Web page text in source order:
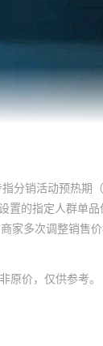
分销活动预热期
的指定人群单
多次调整销售价
原价，仅供参考。